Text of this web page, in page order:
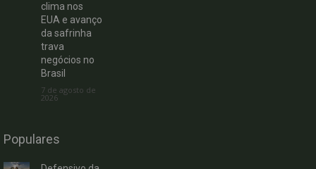
clima nos
EUA e avanço
da safrinha
trava
negócios no
Brasil
7 de agosto de
2026
Populares